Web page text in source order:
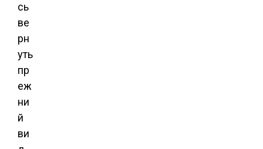
сь
ве
рн
уть
пр
еж
ни
й
ви